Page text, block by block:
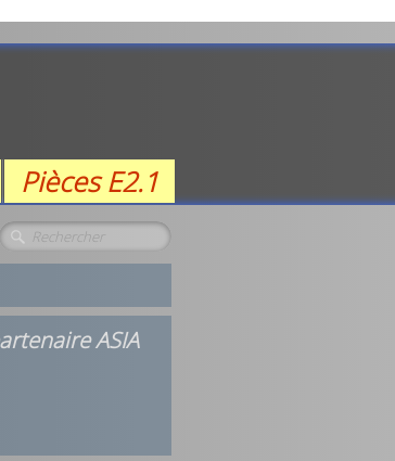
Pièces E2.1
ASIA